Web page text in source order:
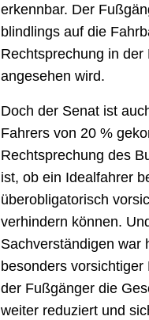
erkennbar. Der
blindlings auf die
Rechtsprechung in
angesehen wird.
Doch der Senat ist
Fahrers von 20 %
Rechtsprechung des
ist, ob ein Idealfahrer
überobligatorisch
verhindern können.
Sachverständigen war
besonders
der Fußgänger die
weiter reduziert und